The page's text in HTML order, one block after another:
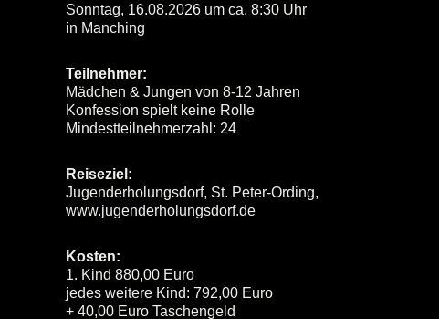
Sonntag, 16.08.2026 um ca. 8:30 Uhr
in Manching
Teilnehmer:
Mädchen & Jungen von 8-12 Jahren
Konfession spielt keine Rolle
Mindestteilnehmerzahl: 24
Reiseziel:
Jugenderholungsdorf, St. Peter-Ording,
www.jugenderholungsdorf.de
Kosten:
1. Kind 880,00 Euro
jedes weitere Kind: 792,00 Euro
+ 40,00 Euro Taschengeld